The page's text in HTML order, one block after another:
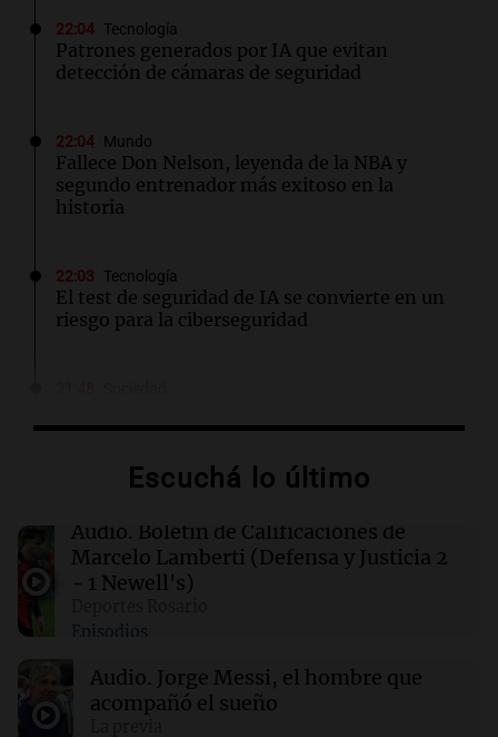
22:04 Tecnología
Patrones generados por IA que evitan
detección de cámaras de seguridad
22:04 Mundo
Fallece Don Nelson, leyenda de la NBA y
segundo entrenador más exitoso en la
historia
22:03 Tecnología
El test de seguridad de IA se convierte en un
riesgo para la ciberseguridad
millones de dólares se repartirán entre 44
21:36 Deportes
El futbolista argentino Matías Pourrain
permanece detenido en una cárcel de máxima
seguridad en EE. UU.
¿Por qué los dinosaurios nunca evolucionaron
a tamaños diminutos si alcanzaron
gigantescas proporciones?
Escuchá lo último
Audio. Boletín de Calificaciones de
Marcelo Lamberti (Defensa y Justicia 2
- 1 Newell's)
Episodios
Audio. Jorge Messi, el hombre que
acompañó el sueño